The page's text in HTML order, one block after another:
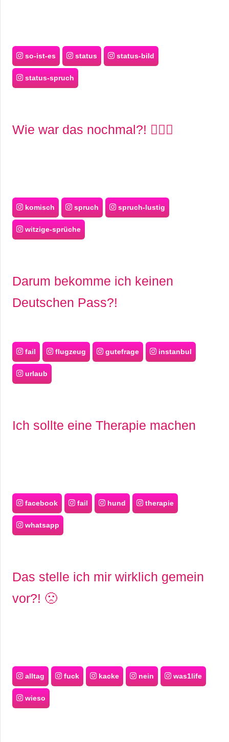
so-ist-es status status-bild
status-spruch
Wie war das nochmal?! 🙆🏼‍♀️
komisch spruch spruch-lustig
witzige-sprüche
Darum bekomme ich keinen
Deutschen Pass?!
fail flugzeug gutefrage instanbul
urlaub
Ich sollte eine Therapie machen
facebook fail hund therapie
whatsapp
Das stelle ich mir wirklich gemein
vor?! 🙁
alltag fuck kacke nein was1life
wieso